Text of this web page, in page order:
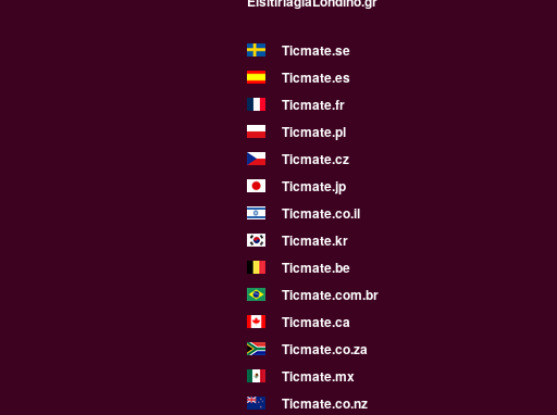
Ticmate.se
Ticmate.es
Ticmate.fr
Ticmate.pl
Ticmate.cz
Ticmate.jp
Ticmate.co.il
Ticmate.kr
Ticmate.be
Ticmate.com.br
Ticmate.ca
Ticmate.co.za
Ticmate.mx
Ticmate.co.nz